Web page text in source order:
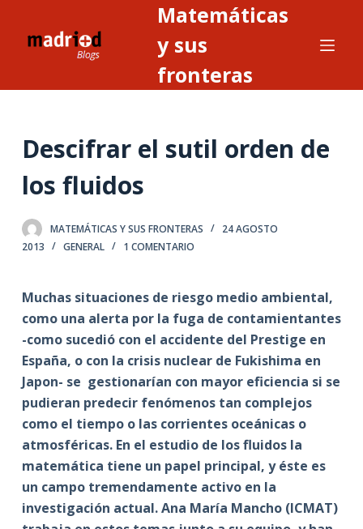
n
n
o
Matemáticas
y sus
fronteras
Descifrar el sutil orden de
los fluidos
MATEMÁTICAS Y SUS FRONTERAS
24 AGOSTO
2013
GENERAL 1 COMENTARIO
Muchas situaciones de riesgo medio ambiental,
como una alerta por la fuga de contamientantes
-como sucedió con el accidente del Prestige en
España, o con la crisis nuclear de Fukishima en
Japon- se gestionarían con mayor eficiencia si se
pudieran predecir fenómenos tan complejos
como el tiempo o las corrientes oceánicas o
atmosféricas. En el estudio de los fluidos la
matemática tiene un papel principal, y éste es
un campo tremendamente activo en la
investigación actual. Ana María Mancho (ICMAT)